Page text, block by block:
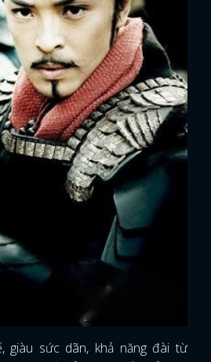
giàu sức dãn, khả năng đài từ